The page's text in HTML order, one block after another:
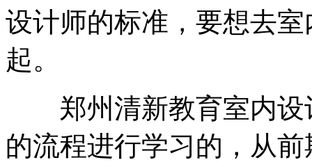
设计师的标准，要想去
起。
郑州清新教育室内设
的流程进行学习的，从